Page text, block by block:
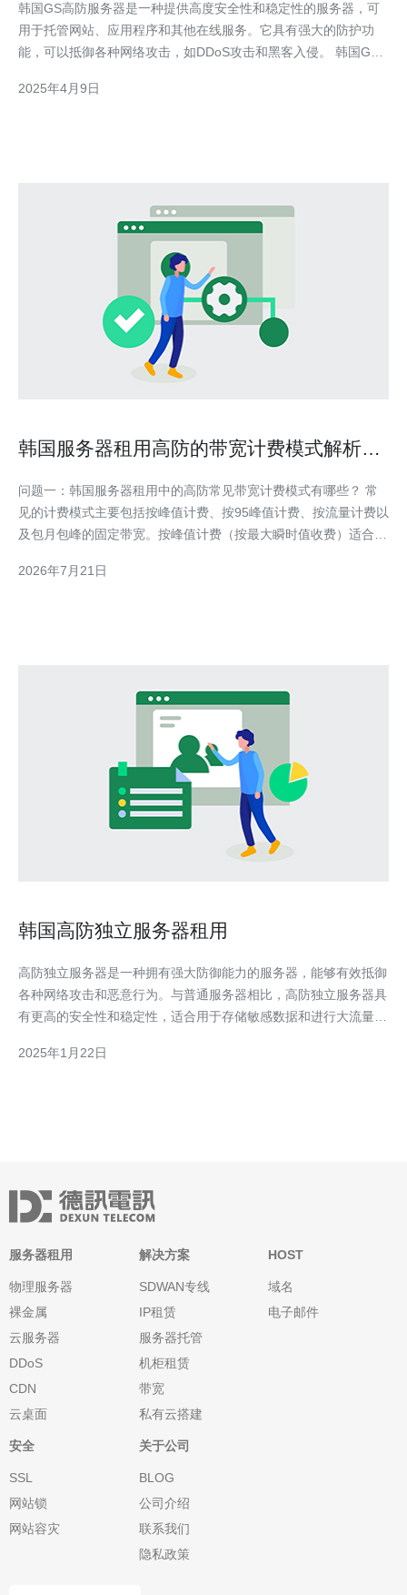
韩国GS高防服务器是一种提供高度安全性和稳定性的服务器，可
用于托管网站、应用程序和其他在线服务。它具有强大的防护功
能，可以抵御各种网络攻击，如DDoS攻击和黑客入侵。 韩国GS
用先进的防御技术，能够有效阻止DDoS攻击和其他网络威胁。 稳
2025年4月9日
韩国服务器租用高防的带宽计费模式解析与
问题一：韩国服务器租用中的高防常见带宽计费模式有哪些？ 常
见的计费模式主要包括按峰值计费、按95峰值计费、按流量计费以
及包月包峰的固定带宽。按峰值计费（按最大瞬时值收费）适合流
本，更公平；按流量计费（按GB计费）适合稳定持续的下载或备
2026年7月21日
韩国高防独立服务器租用
高防独立服务器是一种拥有强大防御能力的服务器，能够有效抵御
各种网络攻击和恶意行为。与普通服务器相比，高防独立服务器具
有更高的安全性和稳定性，适合用于存储敏感数据和进行大流量网
网络基础设施和技术实力。选择韩国高防独立服务器，您将享受到
2025年1月22日
服务器租用
物理服务器
裸金属
云服务器
DDoS
CDN
云桌面
解决方案
SDWAN专线
IP租赁
服务器托管
机柜租赁
带宽
私有云搭建
HOST
域名
电子邮件
安全
SSL
网站锁
网站容灾
关于公司
BLOG
公司介绍
联系我们
隐私政策